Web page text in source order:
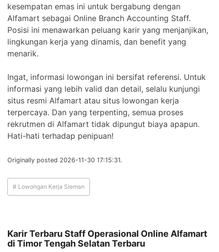
kesempatan emas ini untuk bergabung dengan
Alfamart sebagai Online Branch Accounting Staff.
Posisi ini menawarkan peluang karir yang menjanjikan,
lingkungan kerja yang dinamis, dan benefit yang
menarik.
Ingat, informasi lowongan ini bersifat referensi. Untuk
informasi yang lebih valid dan detail, selalu kunjungi
situs resmi Alfamart atau situs lowongan kerja
terpercaya. Dan yang terpenting, semua proses
rekrutmen di Alfamart tidak dipungut biaya apapun.
Hati-hati terhadap penipuan!
Originally posted 2026-11-30 17:15:31.
# Lowongan Kerja Sleman
Karir Terbaru Staff Operasional Online Alfamart
di Timor Tengah Selatan Terbaru